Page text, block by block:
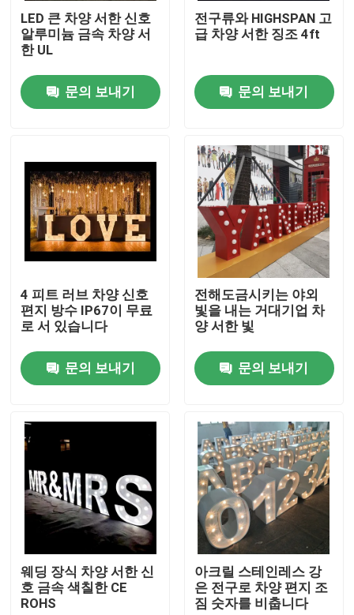
제품
우리에 대하여
공장 여행
품질 관리
3d 서한 신호
채널 레터 신호
백리트 서한 신호
LED 큰 차양 서한 신호
알루미늄 금속 차양 서
한 UL
문의 보내기
전구류와 HIGHSPAN 고
급 차양 서한 징조 4ft
문의 보내기
4 피트 러브 차양 신호
편지 방수 IP67이 무료
로 서 있습니다
문의 보내기
전해도금시키는 야외
빛을 내는 거대기업 차
양 서한 빛
문의 보내기
웨딩 장식 차양 서한 신
호 금속 색칠한 CE
ROHS
아크릴 스테인레스 강
은 전구로 차양 편지 조
짐 숫자를 비춥니다